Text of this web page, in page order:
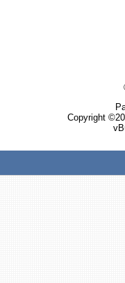
Copyright